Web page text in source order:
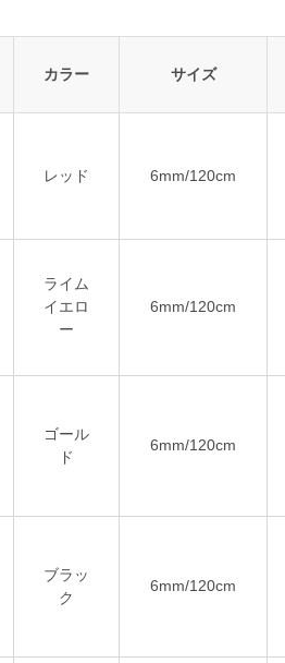
カラー サイズ
レッド 6mm/120cm
ライム
イエロ
ー
6mm/120cm
ゴール
ド
6mm/120cm
ブラッ
ク
6mm/120cm